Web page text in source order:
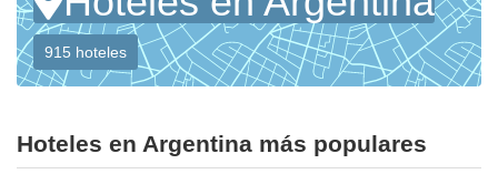
915 hoteles
Hoteles en Argentina más populares